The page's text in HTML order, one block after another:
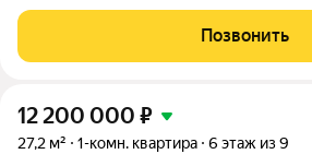
техника остаётся новым хозяивам).
Курортный городок), ЖК
Позвонить
12 200 000 ₽
27,2 м² 1-комн. квартира 6 этаж из 9